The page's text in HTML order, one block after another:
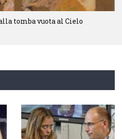
tomba vuota al Cielo